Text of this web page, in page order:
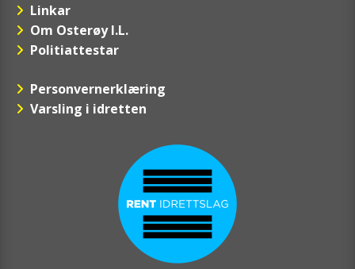
Linkar
Om Osterøy I.L.
Politiattestar
Personvernerklæring
Varsling i idretten